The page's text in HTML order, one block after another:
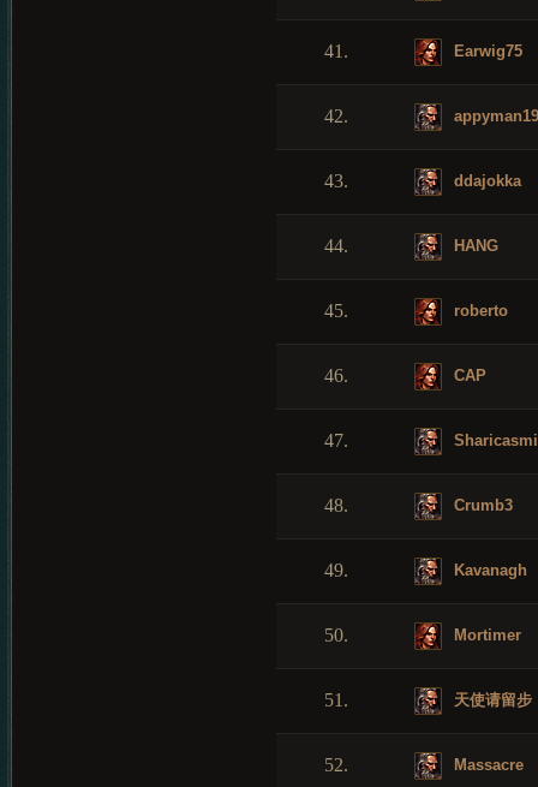
41. Earwig75
42.
43. ddajokka
44. HANG
45. roberto
46. CAP
47. Sharicasmi
48. Crumb3
49. Kavanagh
50. Mortimer
51. 天使请留步
52. Massacre